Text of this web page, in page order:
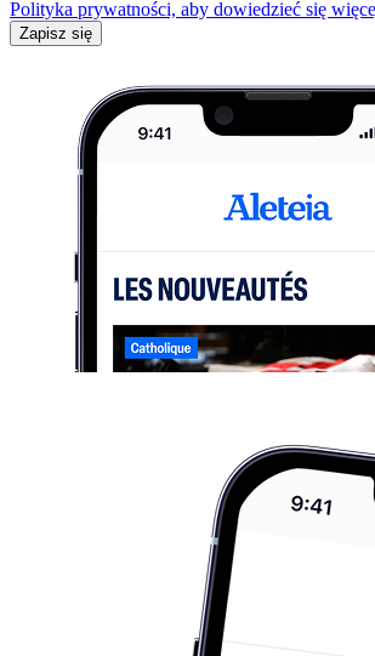
Polityka prywatności, aby dowiedzieć się
Zapisz się